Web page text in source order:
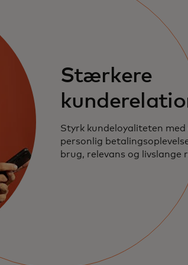
Stærkere
Styrk kundeloyaliteten med
personlig
brug, relevans og livslange